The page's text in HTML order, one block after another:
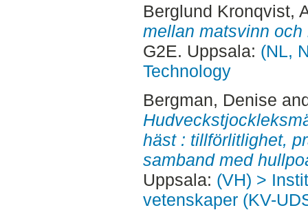
Berglund Kronqvist,
mellan matsvinn och
G2E. Uppsala: (NL,
Technology
Bergman, Denise
häst : tillförlitlighet,
samband med
Uppsala: (VH) >
vetenskaper (KV-